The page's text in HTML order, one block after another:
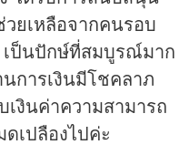
ยเหลือจากคนรอบ
เป็นปักษ์ที่สมบูรณ์มาก
การเงินมีโชคลาภ
งินค่าความสามารถ
เปลืองไปค่ะ